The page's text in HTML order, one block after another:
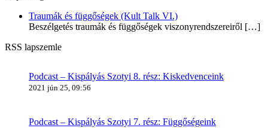
Traumák és függőségek (Kult Talk VI.)
Beszélgetés traumák és függőségek viszonyrendszereiről […]
RSS lapszemle
Podcast – Kispályás Szotyi 8. rész: Kiskedvenceink
2021 jún 25, 09:56
Podcast – Kispályás Szotyi 7. rész: Függőségeink